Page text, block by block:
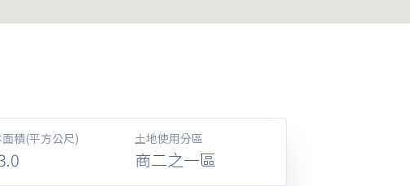
積(平方公尺) 土地使用分區
商二之一區